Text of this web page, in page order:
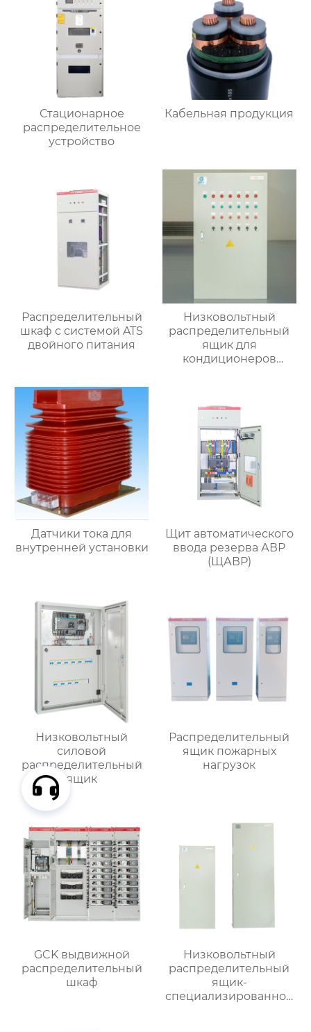
Стационарное
распределительное
устройство
Кабельная продукция
Распределительный
шкаф с системой ATS
двойного питания
Низковольтный
распределительный
ящик для
кондиционеров
Датчики тока для
внутренней установки
Щит автоматического
ввода резерва АВР
(ЩАВР)
Низковольтный
силовой
распределительный
ящик
Распределительный
ящик пожарных
нагрузок
GCK выдвижной
распределительный
шкаф
Низковольтный
распределительный
ящик-
специализированное